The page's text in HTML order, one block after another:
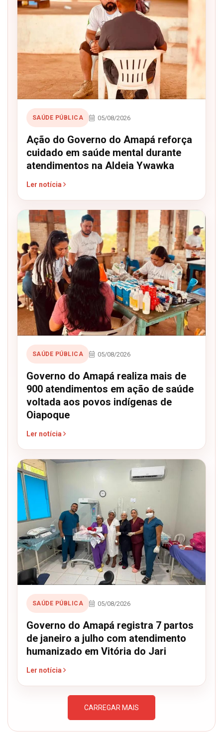
SAÚDE PÚBLICA 05/08/2026
Ação do Governo do Amapá reforça
cuidado em saúde mental durante
atendimentos na Aldeia Ywawka
Ler notícia
SAÚDE PÚBLICA 05/08/2026
Governo do Amapá realiza mais de
900 atendimentos em ação de saúde
voltada aos povos indígenas de
Oiapoque
Ler notícia
SAÚDE PÚBLICA 05/08/2026
Governo do Amapá registra 7 partos
de janeiro a julho com atendimento
humanizado em Vitória do Jari
Ler notícia
CARREGAR MAIS